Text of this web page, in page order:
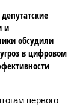
и
обсудили
в цифровом
первого